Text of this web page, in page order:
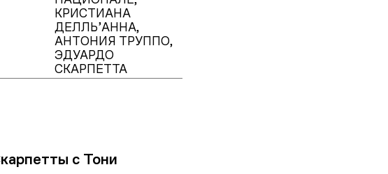
КРИСТИАНА
ДЕЛЛЬ’АННА,
АНТОНИЯ ТРУППО,
ЭДУАРДО
СКАРПЕТТА
с Тони